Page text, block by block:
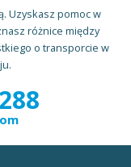
Uzyskasz pomoc w
różnice między
o transporcie w